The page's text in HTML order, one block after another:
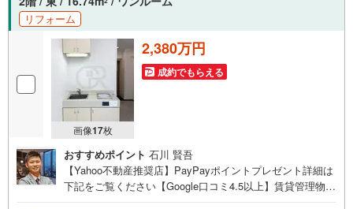
リフォーム
画像17枚
2,380万円
成約でもらえる
おすすめポイント 石川 賢吾
【Yahoo不動産推奨店】PayPayポイントプレゼント詳細は
下記をご覧ください【Google口コミ4.5以上】賃貸管理物件